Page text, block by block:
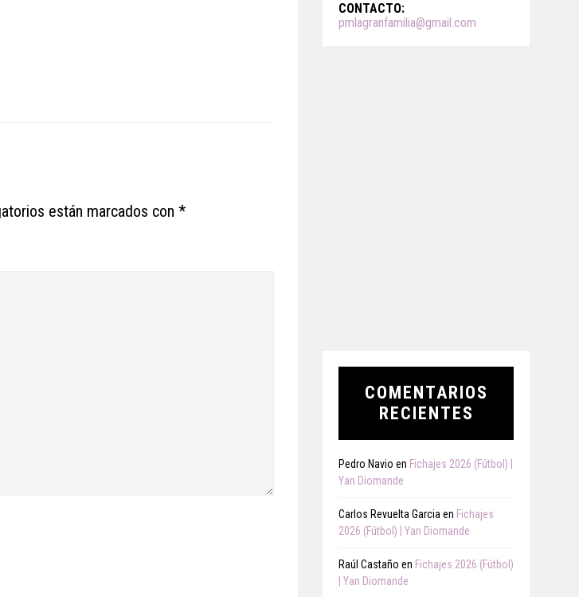
están marcados con *
CONTACTO:
pmlagranfamilia@gmail.com
COMENTARIOS
RECIENTES
Pedro Navio en Fichajes 2026 (Fútbol) |
Yan Diomande
Carlos Revuelta Garcia en Fichajes
2026 (Fútbol) | Yan Diomande
Raúl Castaño en Fichajes 2026 (Fútbol)
| Yan Diomande